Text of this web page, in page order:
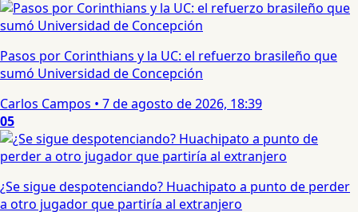
Pasos por Corinthians y la UC: el refuerzo brasileño que
sumó Universidad de Concepción
Carlos Campos • 7 de agosto de 2026, 18:39
05
¿Se sigue despotenciando? Huachipato a punto de perder
a otro jugador que partiría al extranjero